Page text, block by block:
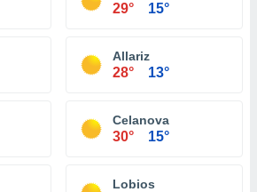
29° 15°
Allariz
28° 13°
Celanova
30° 15°
Lobios